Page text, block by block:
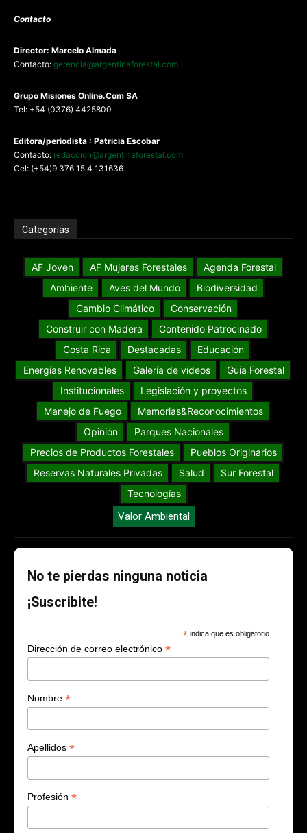
Contacto
Director: Marcelo Almada
Contacto: gerencia@argentinaforestal.com
Grupo Misiones Online.Com SA
Tel: +54 (0376) 4425800
Editora/periodista : Patricia Escobar
Contacto: redaccion@argentinaforestal.com
Cel: (+54)9 376 15 4 131636
Categorías
AF Joven AF Mujeres Forestales
Agenda Forestal
Ambiente
Aves del Mundo
Biodiversidad
Cambio Climático
Conservación
Construir con Madera
Contenido Patrocinado
Costa Rica
Destacadas
Educación
Energías Renovables
Galería de videos
Guia Forestal
Institucionales
Legislación y proyectos
Manejo de Fuego
Memorias&Reconocimientos
Opinión
Parques Nacionales
Precios de Productos Forestales
Pueblos Originarios
Reservas Naturales Privadas
Salud
Sur Forestal
Tecnologías
Valor Ambiental
No te pierdas ninguna noticia
¡Suscribite!
* indica que es obligatorio
Dirección de correo electrónico *
Nombre *
Apellidos *
Profesión *